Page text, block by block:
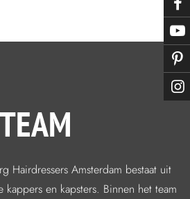
TEAM
Hairdressers Amsterdam bestaat uit
kappers en kapsters. Binnen het team